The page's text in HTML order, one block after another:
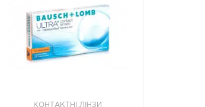
КОНТАКТНІ ЛІНЗИ